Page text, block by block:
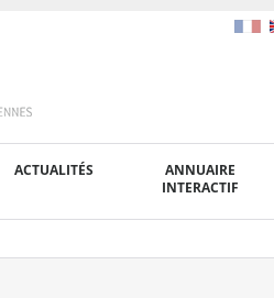
ACTUALITÉS
ANNUAIRE
INTERACTIF